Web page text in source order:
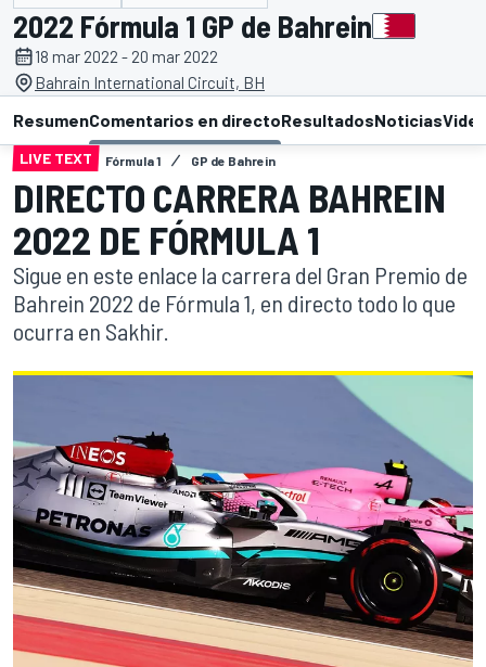
2022 Fórmula 1 GP de Bahrein
18 mar 2022 - 20 mar 2022
Bahrain International Circuit, BH
ResumenComentarios en directoResultadosNoticias
LIVE TEXT Fórmula 1 GP de Bahrein
DIRECTO CARRERA BAHREIN
2022 DE FÓRMULA 1
Sigue en este enlace la carrera del Gran Premio de
Bahrein 2022 de Fórmula 1, en directo todo lo que
ocurra en Sakhir.